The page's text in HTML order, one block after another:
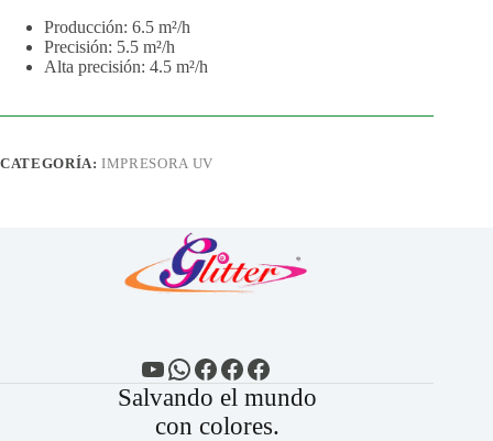
Producción: 6.5 m²/h
Precisión: 5.5 m²/h
Alta precisión: 4.5 m²/h
CATEGORÍA:IMPRESORA UV
YouTube
WhatsApp
Facebook
Facebook
Facebook
Salvando el mundo
con colores.